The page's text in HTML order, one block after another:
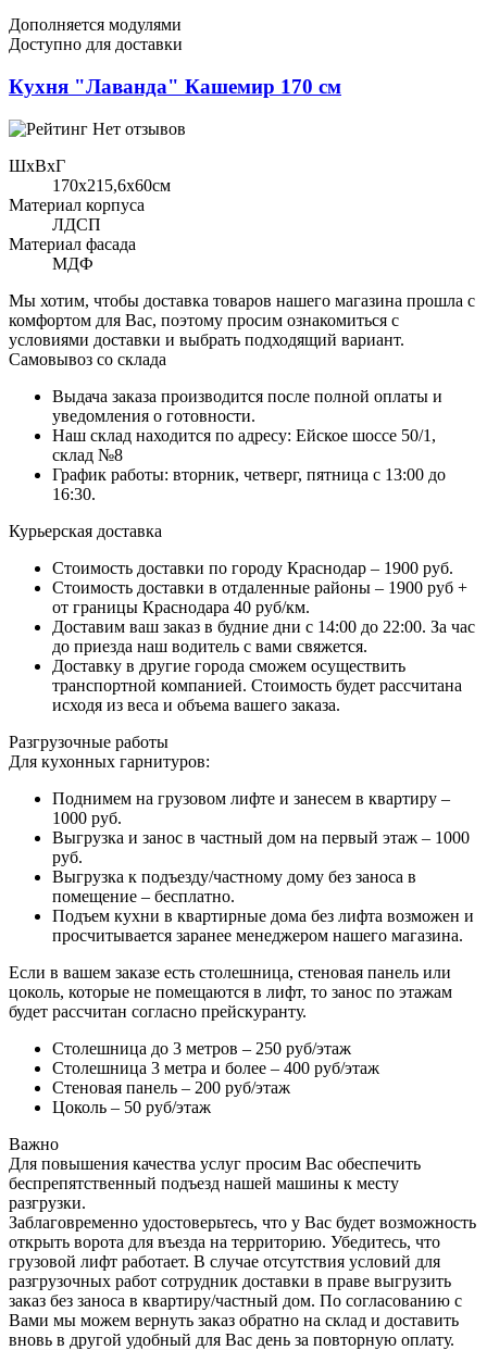
Дополняется модулями
Доступно для доставки
Кухня "Лаванда" Кашемир 170 см
Нет отзывов
ШхВхГ
170x215,6х60см
Материал корпуса
ЛДСП
Материал фасада
МДФ
Мы хотим, чтобы доставка товаров нашего магазина прошла с
комфортом для Вас, поэтому просим ознакомиться с
условиями доставки и выбрать подходящий вариант.
Самовывоз со склада
Выдача заказа производится после полной оплаты и
уведомления о готовности.
Наш склад находится по адресу: Ейское шоссе 50/1,
склад №8
График работы: вторник, четверг, пятница с 13:00 до
16:30.
Курьерская доставка
Стоимость доставки по городу Краснодар – 1900 руб.
Стоимость доставки в отдаленные районы – 1900 руб +
от границы Краснодара 40 руб/км.
Доставим ваш заказ в будние дни с 14:00 до 22:00. За час
до приезда наш водитель с вами свяжется.
Доставку в другие города сможем осуществить
транспортной компанией. Стоимость будет рассчитана
исходя из веса и объема вашего заказа.
Разгрузочные работы
Для кухонных гарнитуров:
Поднимем на грузовом лифте и занесем в квартиру –
1000 руб.
Выгрузка и занос в частный дом на первый этаж – 1000
руб.
Выгрузка к подъезду/частному дому без заноса в
помещение – бесплатно.
Подъем кухни в квартирные дома без лифта возможен и
просчитывается заранее менеджером нашего магазина.
Если в вашем заказе есть столешница, стеновая панель или
цоколь, которые не помещаются в лифт, то занос по этажам
будет рассчитан согласно прейскуранту.
Столешница до 3 метров – 250 руб/этаж
Столешница 3 метра и более – 400 руб/этаж
Стеновая панель – 200 руб/этаж
Цоколь – 50 руб/этаж
Важно
Для повышения качества услуг просим Вас обеспечить
беспрепятственный подъезд нашей машины к месту
разгрузки.
Заблаговременно удостоверьтесь, что у Вас будет возможность
открыть ворота для въезда на территорию. Убедитесь, что
грузовой лифт работает. В случае отсутствия условий для
разгрузочных работ сотрудник доставки в праве выгрузить
заказ без заноса в квартиру/частный дом. По согласованию с
Вами мы можем вернуть заказ обратно на склад и доставить
вновь в другой удобный для Вас день за повторную оплату.